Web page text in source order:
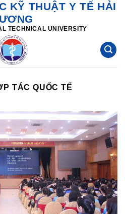
KỸ THUẬT Y TẾ HẢI
TECHNICAL UNIVERSITY
TÁC QUỐC TẾ